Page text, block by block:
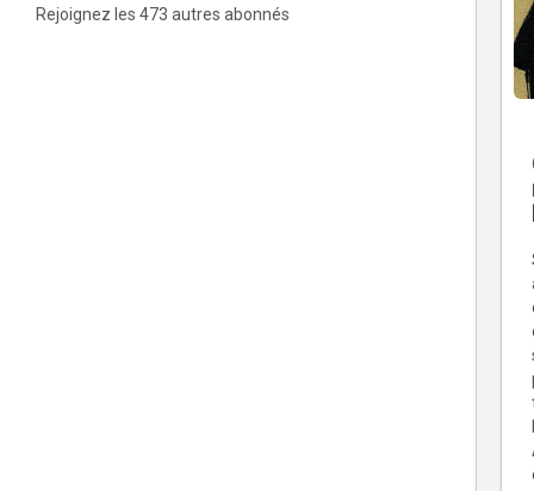
Rejoignez les 473 autres abonnés